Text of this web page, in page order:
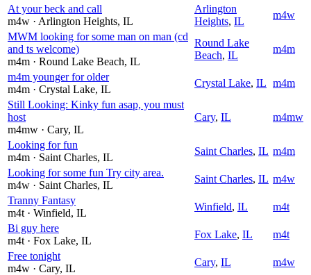
At your beck and call
m4w · Arlington Heights, IL
Arlington
Heights, IL
m4w
MWM looking for some man on man (cd
and ts welcome)
m4m · Round Lake Beach, IL
Round Lake
Beach, IL
m4m
m4m younger for older
m4m · Crystal Lake, IL
Crystal Lake, IL m4m
Still Looking: Kinky fun asap, you must
host
m4mw · Cary, IL
Cary, IL m4mw
Looking for fun
m4m · Saint Charles, IL
Saint Charles, IL m4m
Looking for some fun Try city area.
m4w · Saint Charles, IL
Saint Charles, IL m4w
Tranny Fantasy
m4t · Winfield, IL
Winfield, IL
m4t
Bi guy here
m4t · Fox Lake, IL
Fox Lake, IL
m4t
Free tonight
m4w · Cary, IL
Cary, IL
m4w